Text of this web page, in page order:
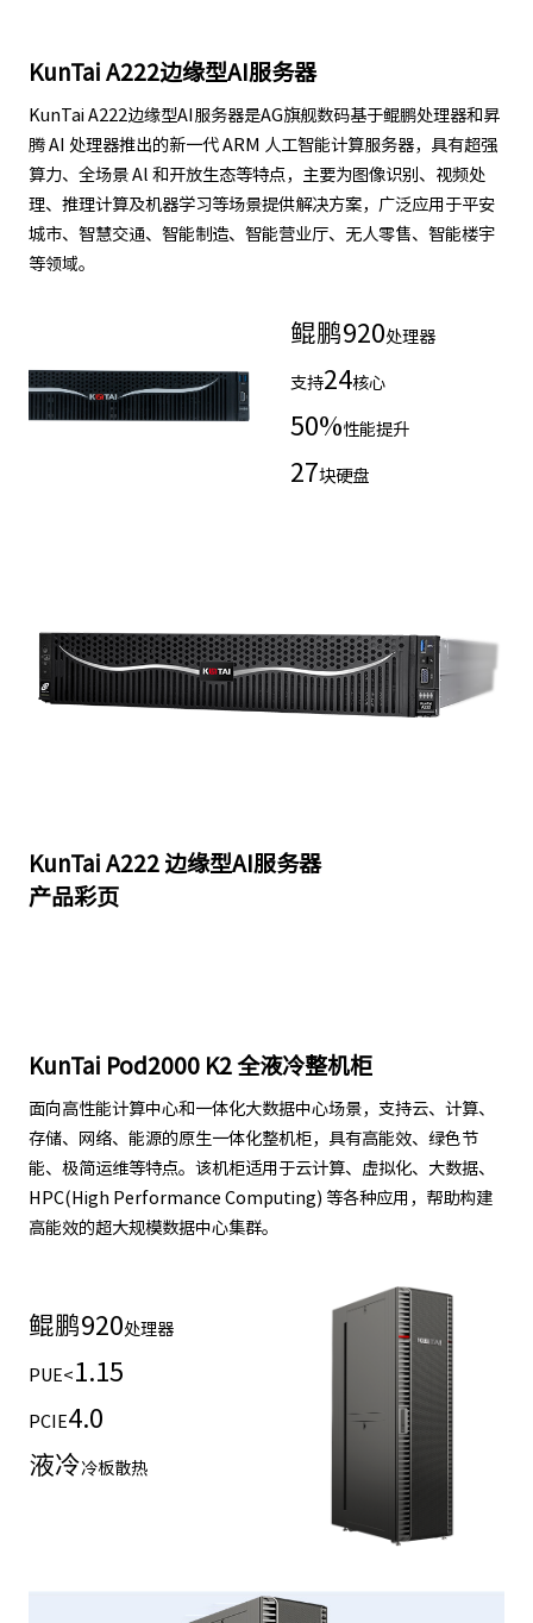
KunTai A222边缘型AI服务器
KunTai A222边缘型AI服务器是AG旗舰数码基于鲲鹏处理器和昇
腾 AI 处理器推出的新一代 ARM 人工智能计算服务器，具有超强
算力、全场景 Al 和开放生态等特点，主要为图像识别、视频处
理、推理计算及机器学习等场景提供解决方案，广泛应用于平安
城市、智慧交通、智能制造、智能营业厅、无人零售、智能楼宇
等领域。
鲲鹏920处理器
支持24核心
50%性能提升
27块硬盘
KunTai A222 边缘型AI服务器
产品彩页
KunTai Pod2000 K2 全液冷整机柜
面向高性能计算中心和一体化大数据中心场景，支持云、计算、
存储、网络、能源的原生一体化整机柜，具有高能效、绿色节
能、极简运维等特点。该机柜适用于云计算、虚拟化、大数据、
HPC(High Performance Computing) 等各种应用，帮助构建
高能效的超大规模数据中心集群。
鲲鹏920处理器
PUE< 1.15
PCIE4.0
液冷冷板散热